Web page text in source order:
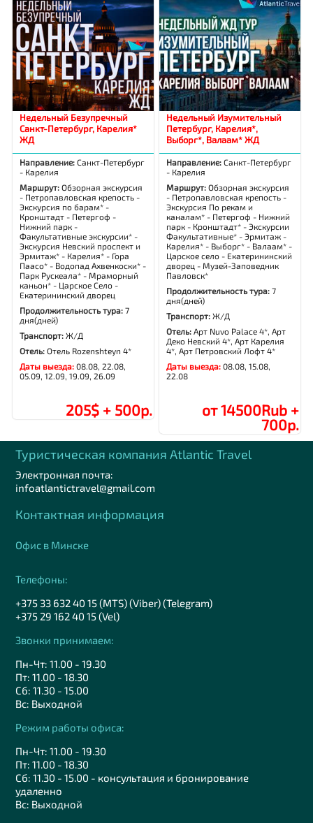
Недельный Безупречный
Санкт-Петербург, Карелия*
ЖД
Направление:Санкт-Петербург
- Карелия
Маршрут:Обзорная экскурсия
- Петропавловская крепость -
Экскурсия по барам* -
Кронштадт - Петергоф -
Нижний парк -
Факультативные экскурсии* -
Экскурсия Невский проспект и
Эрмитаж* - Карелия* - Гора
Паасо* - Водопад Ахвенкоски* -
Парк Рускеала* - Мраморный
каньон* - Царское Село -
Екатерининский дворец
Продолжительность тура:7
дня(дней)
Транспорт:Ж/Д
Отель:Отель Rozenshteyn 4*
Даты выезда:08.08, 22.08,
05.09, 12.09, 19.09, 26.09
205$ + 500р.
Недельный Изумительный
Петербург, Карелия*,
Выборг*, Валаам* ЖД
Направление:Санкт-Петербург
- Карелия
Маршрут:Обзорная экскурсия
- Петропавловская крепость -
Экскурсия По рекам и
каналам* - Петергоф - Нижний
парк - Кронштадт* - Экскурсии
Факультативные* - Эрмитаж -
Карелия* - Выборг* - Валаам* -
Царское село - Екатерининский
дворец - Музей-Заповедник
Павловск*
Продолжительность тура:7
дня(дней)
Транспорт:Ж/Д
Отель:Арт Nuvo Palace 4*, Арт
Деко Невский 4*, Арт Карелия
4*, Арт Петровский Лофт 4*
Даты выезда:08.08, 15.08,
22.08
от 14500Rub +
700р.
Туристическая компания Аtlantic Travel
Электронная почта:
infoatlantictravel@gmail.com
Контактная информация
Офис в Минске
Телефоны:
+375 33 632 40 15 (MTS) (Viber) (Telegram)
+375 29 162 40 15 (Vel)
Звонки принимаем:
Пн-Чт: 11.00 - 19.30
Пт: 11.00 - 18.30
Сб: 11.30 - 15.00
Вс: Выходной
Режим работы офиса:
Пн-Чт: 11.00 - 19.30
Пт: 11.00 - 18.30
Сб: 11.30 - 15.00 - консультация и бронирование
удаленно
Вс: Выходной